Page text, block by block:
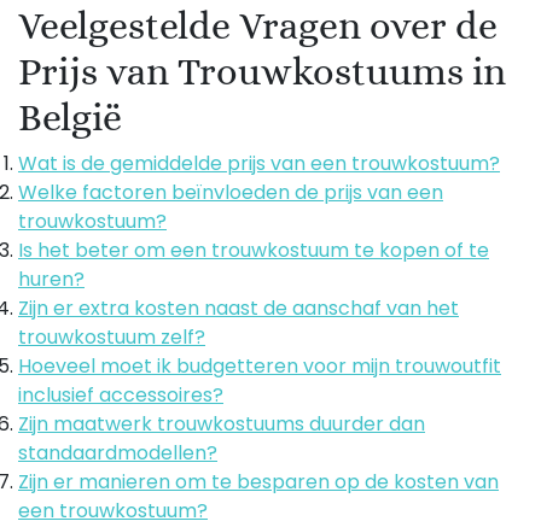
Veelgestelde Vragen over de
Prijs van Trouwkostuums in
België
Wat is de gemiddelde prijs van een trouwkostuum?
Welke factoren beïnvloeden de prijs van een
trouwkostuum?
Is het beter om een trouwkostuum te kopen of te
huren?
Zijn er extra kosten naast de aanschaf van het
trouwkostuum zelf?
Hoeveel moet ik budgetteren voor mijn trouwoutfit
inclusief accessoires?
Zijn maatwerk trouwkostuums duurder dan
standaardmodellen?
Zijn er manieren om te besparen op de kosten van
een trouwkostuum?